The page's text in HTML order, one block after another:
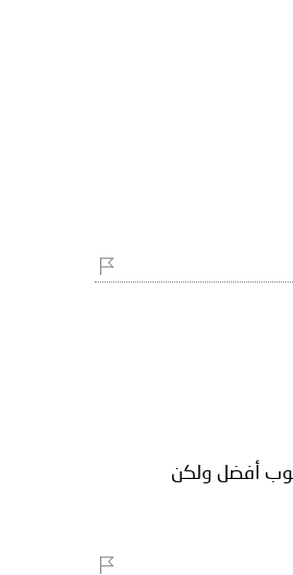
أفضل ولكن